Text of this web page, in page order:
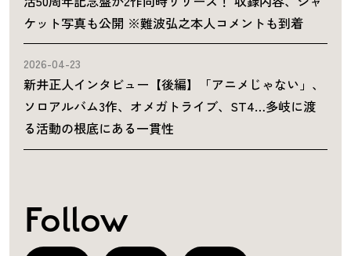
ケット写真も公開 ※難波弘之本人コメントも到着
2026-04-23
新井正人インタビュー【後編】「アニメじゃない」、
ソロアルバム3作、オメガトライブ、ST4…多岐に渡
る活動の根底にある一貫性
Follow